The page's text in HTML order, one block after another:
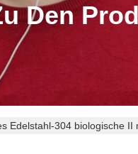
Den
Edelstahl-304 biologische II